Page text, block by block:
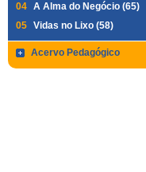
04 A Alma do Negócio (65)
05 Vidas no Lixo (58)
Acervo Pedagógico